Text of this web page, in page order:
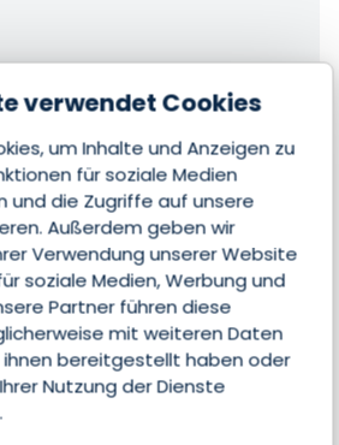
verwendet Cookies
um Inhalte und Anzeigen zu
für soziale Medien
und die Zugriffe auf unsere
Außerdem geben wir
Verwendung unserer Website
soziale Medien, Werbung und
Partner führen diese
mit weiteren Daten
ihnen bereitgestellt haben oder
Nutzung der Dienste